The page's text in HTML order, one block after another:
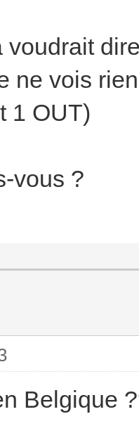
voudrait
ne vois
1 OUT)
vous ?
Belgique